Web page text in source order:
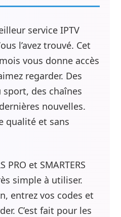
service IPTV
l’avez trouvé. Cet
vous donne accès
regarder. Des
des chaînes
nouvelles.
qualité et sans
PRO et SMARTERS
simple à utiliser.
entrez vos codes et
C’est fait pour les